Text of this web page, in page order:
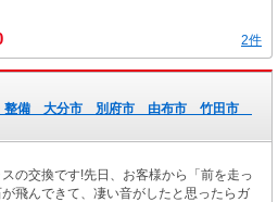
2件
整備 大分市 別府市 由布市 竹田市
の交換です!先日、お客様から「前を走っ
飛んできて、凄い音がしたと思ったらガ